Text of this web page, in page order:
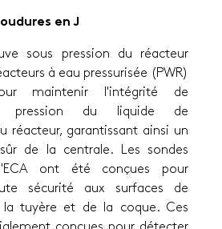
en J
sous pression du réacteur
à eau pressurisée (PWR)
maintenir l'intégrité de
pression du liquide de
réacteur, garantissant ainsi un
de la centrale. Les sondes
ont été conçues pour
sécurité aux surfaces de
la tuyère et de la coque. Ces